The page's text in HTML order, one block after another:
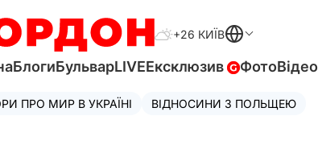
+26 КИЇВ
БлогиБульварLIVEЕксклюзив ФотоВідео
ПРО МИР В УКРАЇНІ ВІДНОСИНИ З ПОЛЬЩЕЮ